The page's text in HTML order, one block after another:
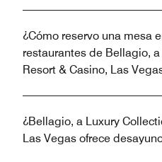
¿Cómo reservo una mesa
restaurantes de Bellagio,
Resort & Casino, Las
¿Bellagio, a Luxury
Las Vegas ofrece